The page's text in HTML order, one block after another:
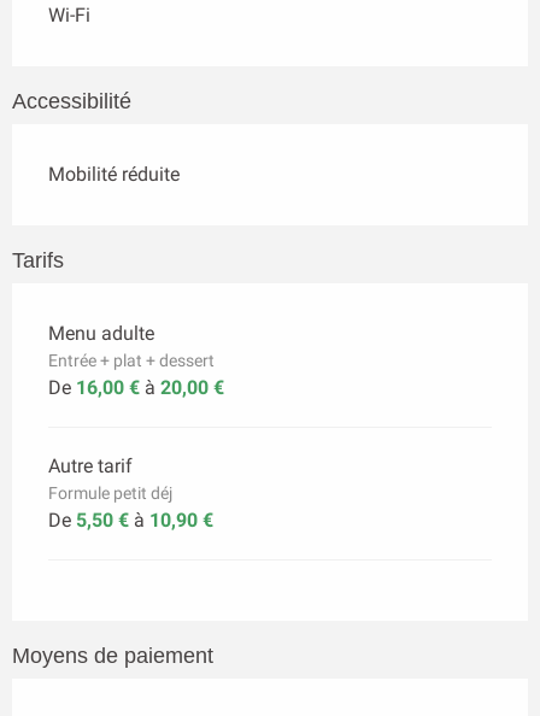
Wi-Fi
Accessibilité
Mobilité réduite
Tarifs
Menu adulte
Entrée + plat + dessert
De 16,00 € à 20,00 €
Autre tarif
Formule petit déj
De 5,50 € à 10,90 €
Moyens de paiement